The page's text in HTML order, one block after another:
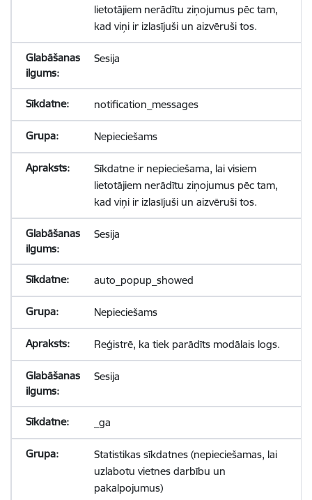
lietotājiem nerādītu ziņojumus pēc tam,
kad viņi ir izlasījuši un aizvēruši tos.
Sesija
notification_messages
Nepieciešams
Sīkdatne ir nepieciešama, lai visiem
lietotājiem nerādītu ziņojumus pēc tam,
kad viņi ir izlasījuši un aizvēruši tos.
Sesija
auto_popup_showed
Nepieciešams
Reģistrē, ka tiek parādīts modālais logs.
Sesija
_ga
Statistikas sīkdatnes (nepieciešamas, lai
uzlabotu vietnes darbību un
pakalpojumus)